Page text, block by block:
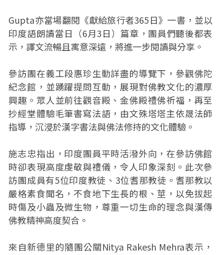
Gupta亦當場翻閱《獻給旅行者365日》一書，並以
印度語朗讀當日（6月3日）篇章，團員們聽後都表
示，譯文流暢且寓意深遠，將進一步閱讀與分享。
參訪團在義工段惠珍生動詳盡的導覽下，參觀佛陀
紀念館，並踴躍提問互動，展現對佛教文化的濃厚
興趣。眾人並前往觀音殿、金佛殿禮佛祈福，再至
抄經堂體驗毛筆書寫法語，由文殊塔塔主依晟法師
指導，沉浸於漢字書法與佛法修持的文化體驗。
施志忠指出，印度團員平時活潑外向，在參訪佛館
時卻表現高度虔敬與禮儀，令人印象深刻。此次參
訪團成員有5位印度教徒、3位耆那教徒。耆那教以
嚴格素食聞名，不食地下生長的根、莖，以免拔起
時傷及小蟲及微生物，尊重一切生命的理念與漢傳
佛教精神高度契合。
來自新德里的隨團公關Nitya Rakesh Mehra表示，